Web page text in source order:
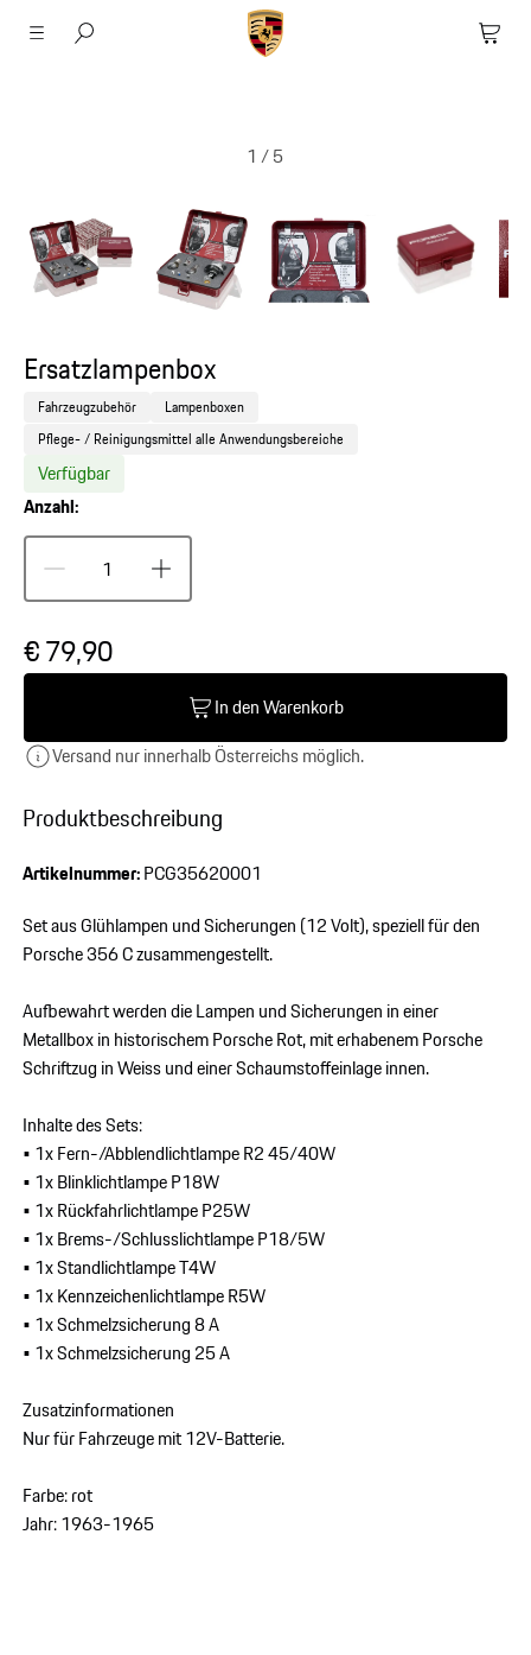
1 /5
Produktbeschreibung
Artikelnummer:PCG35620001
Set aus Glühlampen und Sicherungen (12 Volt), speziell für den
Porsche 356 C zusammengestellt.
Aufbewahrt werden die Lampen und Sicherungen in einer
Metallbox in historischem Porsche Rot, mit erhabenem Porsche
Schriftzug in Weiss und einer Schaumstoffeinlage innen.
Inhalte des Sets:
• 1x Fern-/Abblendlichtlampe R2 45/40W
• 1x Blinklichtlampe P18W
• 1x Rückfahrlichtlampe P25W
• 1x Brems-/Schlusslichtlampe P18/5W
• 1x Standlichtlampe T4W
• 1x Kennzeichenlichtlampe R5W
• 1x Schmelzsicherung 8 A
• 1x Schmelzsicherung 25 A
Zusatzinformationen
Nur für Fahrzeuge mit 12V-Batterie.
Farbe: rot
Jahr: 1963-1965
Ersatzlampenbox
Fahrzeugzubehör
Lampenboxen
Pflege- / Reinigungsmittel alle Anwendungsbereiche
Verfügbar
Anzahl:
€ 79,90
In den Warenkorb
Versand nur innerhalb Österreichs möglich.